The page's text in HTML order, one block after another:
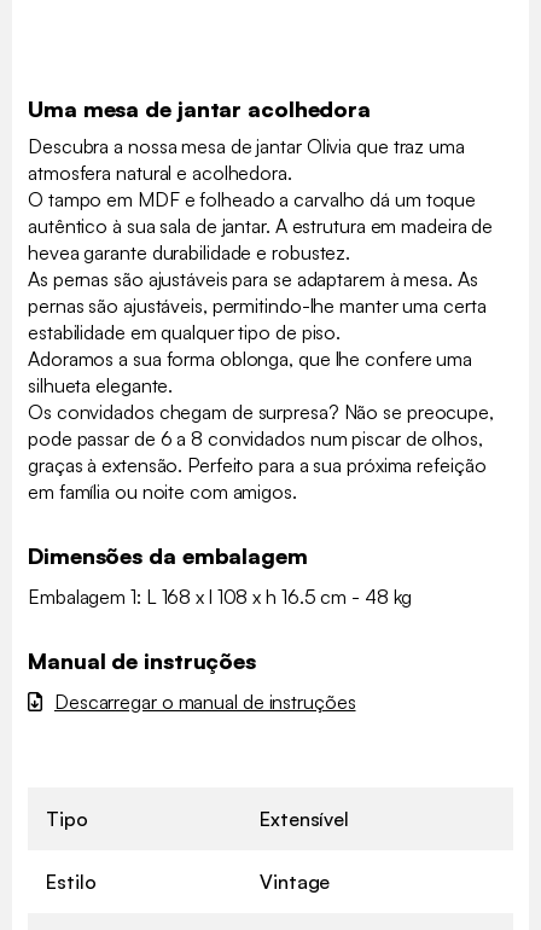
Uma mesa de jantar acolhedora
Descubra a nossa mesa de jantar Olivia que traz uma
atmosfera natural e acolhedora.
O tampo em MDF e folheado a carvalho dá um toque
autêntico à sua sala de jantar. A estrutura em madeira de
hevea garante durabilidade e robustez.
As pernas são ajustáveis para se adaptarem à mesa. As
pernas são ajustáveis, permitindo-lhe manter uma certa
estabilidade em qualquer tipo de piso.
Adoramos a sua forma oblonga, que lhe confere uma
silhueta elegante.
Os convidados chegam de surpresa? Não se preocupe,
pode passar de 6 a 8 convidados num piscar de olhos,
graças à extensão. Perfeito para a sua próxima refeição
em família ou noite com amigos.
Dimensões da embalagem
Embalagem 1: L 168 x l 108 x h 16.5 cm - 48 kg
Manual de instruções
Descarregar o manual de instruções
Tipo Extensível
Estilo Vintage